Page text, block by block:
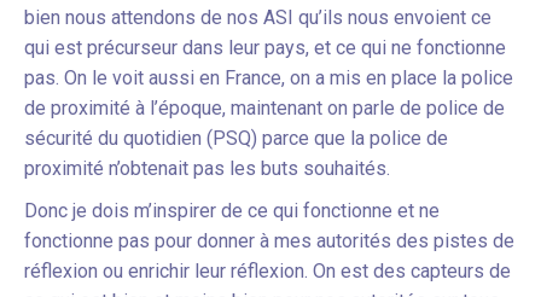
bien nous attendons de nos ASI qu’ils nous envoient ce
qui est précurseur dans leur pays, et ce qui ne fonctionne
pas. On le voit aussi en France, on a mis en place la police
de proximité à l’époque, maintenant on parle de police de
sécurité du quotidien (PSQ) parce que la police de
proximité n’obtenait pas les buts souhaités.
Donc je dois m’inspirer de ce qui fonctionne et ne
fonctionne pas pour donner à mes autorités des pistes de
réflexion ou enrichir leur réflexion. On est des capteurs de